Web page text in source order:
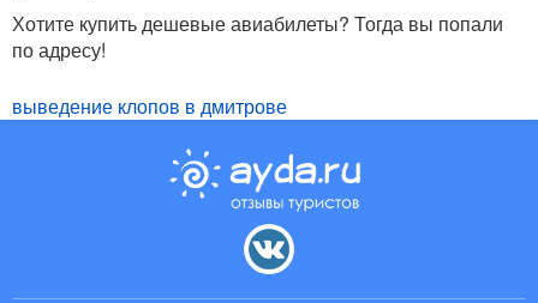
Хотите купить дешевые авиабилеты? Тогда вы попали
по адресу!
выведение клопов в дмитрове